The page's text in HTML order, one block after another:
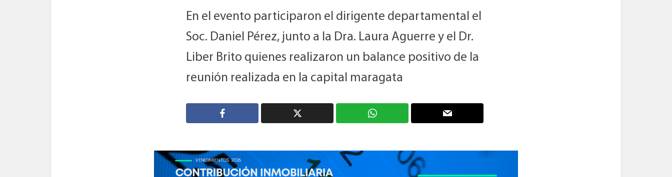
En el evento participaron el dirigente departamental el
Soc. Daniel Pérez, junto a la Dra. Laura Aguerre y el Dr.
Liber Brito quienes realizaron un balance positivo de la
reunión realizada en la capital maragata